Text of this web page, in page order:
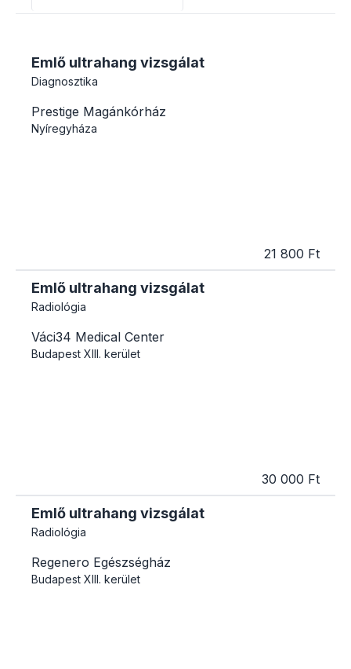
Emlő ultrahang vizsgálat
Diagnosztika
Prestige Magánkórház
Nyíregyháza
21 800 Ft
Emlő ultrahang vizsgálat
Radiológia
Váci34 Medical Center
Budapest XIII. kerület
30 000 Ft
Emlő ultrahang vizsgálat
Radiológia
Regenero Egészségház
Budapest XIII. kerület